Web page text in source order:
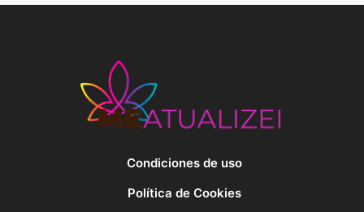
Condiciones de uso
Política de Cookies